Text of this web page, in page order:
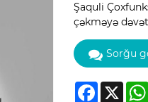
Şaquli
çəkməyə
Sorğu
Facebook
X